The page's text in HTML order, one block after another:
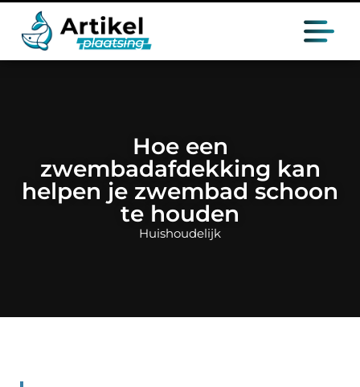
Hoe een
zwembadafdekking kan
helpen je zwembad schoon
te houden
Huishoudelijk